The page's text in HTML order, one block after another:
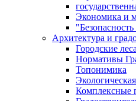
Экономика и
Архитектура и
Городские леса
Нормативы
Топонимика
Комплексные